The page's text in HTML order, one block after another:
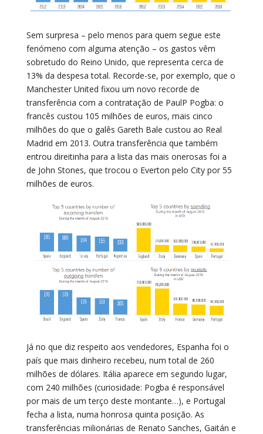
Sem surpresa – pelo menos para quem segue este
fenómeno com alguma atenção – os gastos vêm
sobretudo do Reino Unido, que representa cerca de
13% da despesa total. Recorde-se, por exemplo, que o
Manchester United fixou um novo recorde de
transferência com a contratação de PaulP Pogba: o
francês custou 105 milhões de euros, mais cinco
milhões do que o galês Gareth Bale custou ao Real
Madrid em 2013. Outra transferência que também
entrou direitinha para a lista das mais onerosas foi a
de John Stones, que trocou o Everton pelo City por 55
milhões de euros.
Já no que diz respeito aos vendedores, Espanha foi o
país que mais dinheiro recebeu, num total de 260
milhões de dólares. Itália aparece em segundo lugar,
com 240 milhões (curiosidade: Pogba é responsável
por mais de um terço deste montante…), e Portugal
fecha a lista, numa honrosa quinta posição. As
transferências milionárias de Renato Sanches, Gaitán e